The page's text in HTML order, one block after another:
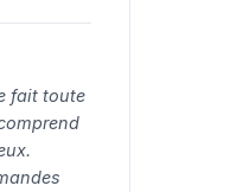
fait toute